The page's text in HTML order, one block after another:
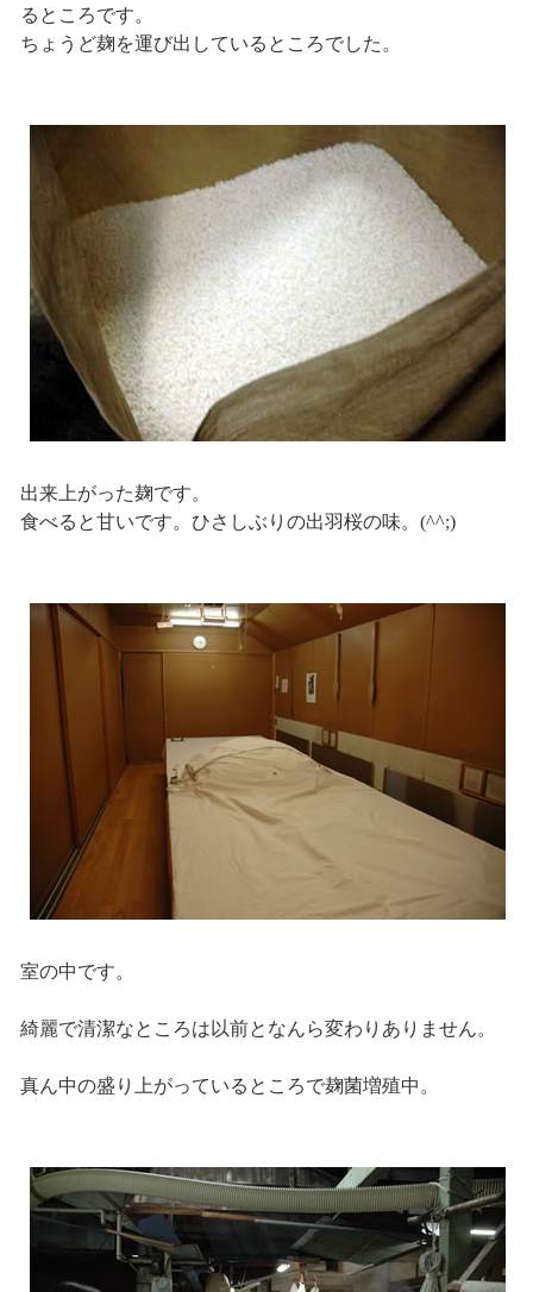
るところです。
ちょうど麹を運び出しているところでした。
出来上がった麹です。
食べると甘いです。ひさしぶりの出羽桜の味。(^^;)
室の中です。
綺麗で清潔なところは以前となんら変わりありません。
真ん中の盛り上がっているところで麹菌増殖中。